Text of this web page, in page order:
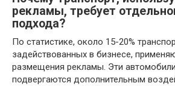
рекламы, требует
подхода?
По статистике, около 15-20%
задействованных в бизнесе,
размещения рекламы. Эти
подвергаются дополнительным